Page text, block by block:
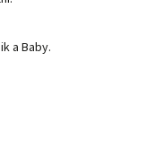
a Baby.